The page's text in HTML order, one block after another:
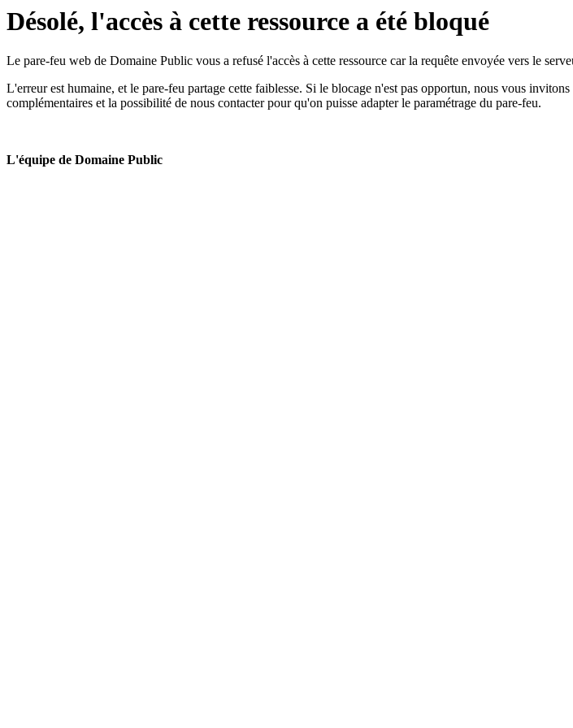
Désolé, l'accès à cette ressource a été bloqué
Le pare-feu web de Domaine Public vous a refusé l'accès à cette ressource car la requête envoyée vers le
L'erreur est humaine, et le pare-feu partage cette faiblesse. Si le blocage n'est pas opportun, nous vous
complémentaires et la possibilité de nous contacter pour qu'on puisse adapter le paramétrage du pare-feu.
L'équipe de Domaine Public